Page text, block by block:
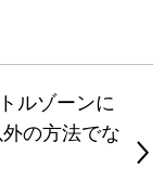
ルゾーンに
の方法でな